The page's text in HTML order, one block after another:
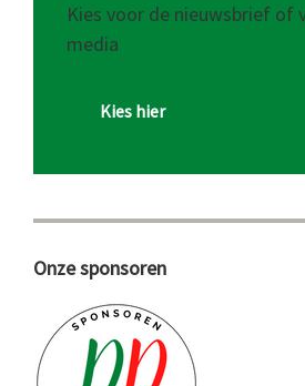
Kies voor de nieuwsbrief of
media
Kies hier
Onze sponsoren